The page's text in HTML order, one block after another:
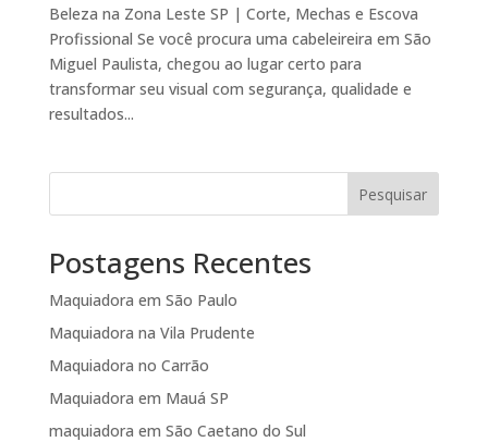
Beleza na Zona Leste SP | Corte, Mechas e Escova
Profissional Se você procura uma cabeleireira em São
Miguel Paulista, chegou ao lugar certo para
transformar seu visual com segurança, qualidade e
resultados...
Pesquisar
Postagens Recentes
Maquiadora em São Paulo
Maquiadora na Vila Prudente
Maquiadora no Carrão
Maquiadora em Mauá SP
maquiadora em São Caetano do Sul